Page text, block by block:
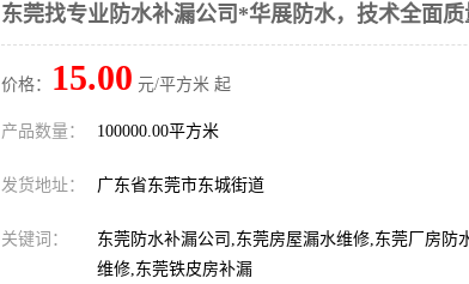
东莞找专业防水补漏公司*华展防水，技术全面
价格： 15.00 元/平方米 起
产品数量： 100000.00平方米
发货地址： 广东省东莞市东城街道
关键词：
东莞防水补漏公司,东莞房屋漏水维修,东莞厂房防
维修,东莞铁皮房补漏